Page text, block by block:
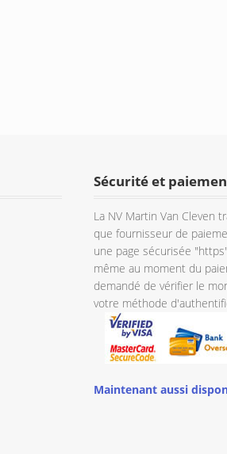
Sécurité et
La NV Martin Van Cleven
que fournisseur de
une page sécurisée
même au moment du
demandé de vérifier le
votre méthode
Maintenant aussi